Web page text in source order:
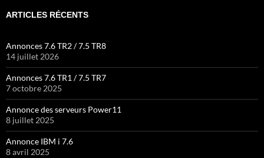
ARTICLES RÉCENTS
Annonces 7.6 TR2 / 7.5 TR8
14 juillet 2026
Annonces 7.6 TR1 / 7.5 TR7
7 octobre 2025
Annonce des serveurs Power11
8 juillet 2025
Annonce IBM i 7.6
8 avril 2025